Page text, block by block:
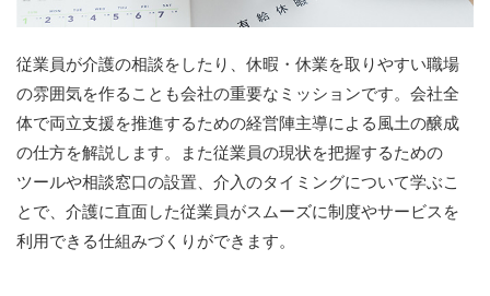
従業員が介護の相談をしたり、休暇・休業を取りやすい職場
の雰囲気を作ることも会社の重要なミッションです。会社全
体で両立支援を推進するための経営陣主導による風土の醸成
の仕方を解説します。また従業員の現状を把握するための
ツールや相談窓口の設置、介入のタイミングについて学ぶこ
とで、介護に直面した従業員がスムーズに制度やサービスを
利用できる仕組みづくりができます。